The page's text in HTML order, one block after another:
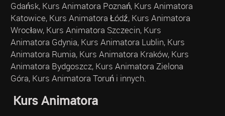
Gdańsk, Kurs Animatora Poznań, Kurs Animatora
Katowice, Kurs Animatora Łódź, Kurs Animatora
Wrocław, Kurs Animatora Szczecin, Kurs
Animatora Gdynia, Kurs Animatora Lublin, Kurs
Animatora Rumia, Kurs Animatora Kraków, Kurs
Animatora Bydgoszcz, Kurs Animatora Zielona
Góra, Kurs Animatora Toruń i innych.
Kurs Animatora